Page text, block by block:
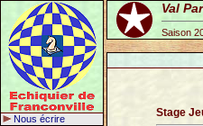
Nous écrire
Val
Saison
Stage